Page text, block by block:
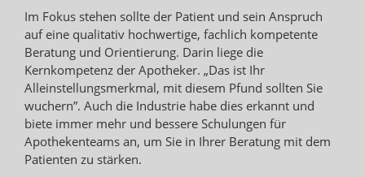
Im Fokus stehen sollte der Patient und sein Anspruch
auf eine qualitativ hochwertige, fachlich kompetente
Beratung und Orientierung. Darin liege die
Kernkompetenz der Apotheker. „Das ist Ihr
Alleinstellungsmerkmal, mit diesem Pfund sollten Sie
wuchern”. Auch die Industrie habe dies erkannt und
biete immer mehr und bessere Schulungen für
Apothekenteams an, um Sie in Ihrer Beratung mit dem
Patienten zu stärken.